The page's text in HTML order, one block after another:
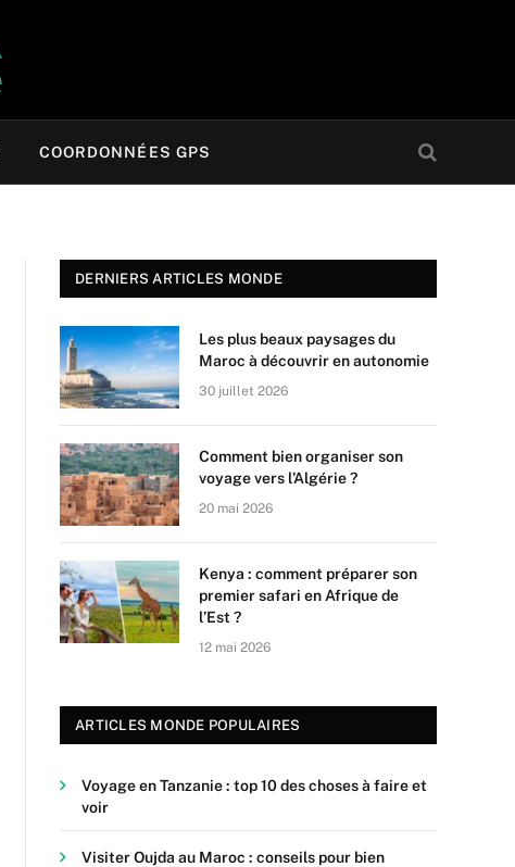
COORDONNÉES GPS
DERNIERS ARTICLES MONDE
Les plus beaux paysages du
Maroc à découvrir en autonomie
30 juillet 2026
Comment bien organiser son
voyage vers l’Algérie ?
20 mai 2026
Kenya : comment préparer son
premier safari en Afrique de
l’Est ?
12 mai 2026
ARTICLES MONDE POPULAIRES
Voyage en Tanzanie : top 10 des choses à faire et
voir
Visiter Oujda au Maroc : conseils pour bien